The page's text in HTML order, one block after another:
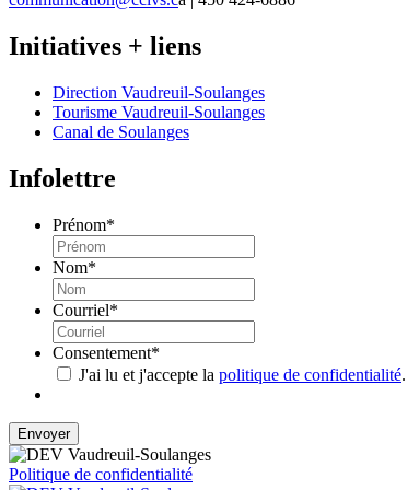
Initiatives + liens
Direction Vaudreuil-Soulanges
Tourisme Vaudreuil-Soulanges
Canal de Soulanges
Infolettre
Prénom*
Nom*
Courriel*
Consentement*
J'ai lu et j'accepte la politique de confidentialité.
Politique de confidentialité